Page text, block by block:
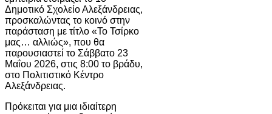
Δημοτικό Σχολείο Αλεξάνδρειας,
προσκαλώντας το κοινό στην
παράσταση με τίτλο «Το Τσίρκο
μας… αλλιώς», που θα
παρουσιαστεί το Σάββατο 23
Μαΐου 2026, στις 8:00 το βράδυ,
στο Πολιτιστικό Κέντρο
Αλεξάνδρειας.
Πρόκειται για μια ιδιαίτερη